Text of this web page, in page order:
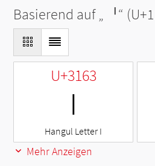
Basierend auf „ ᅵ“
U+3163
ㅣ
Hangul Letter I
Mehr Anzeigen